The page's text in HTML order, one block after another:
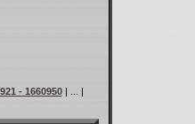
- 1660950| ... |